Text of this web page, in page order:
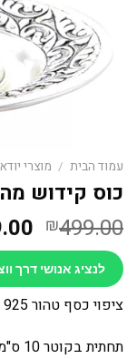
עמוד הבית / מוצרי
כוס קידוש
₪499.00
לנציג אנושי דרך
ציפוי כסף טהור 925
תחתית בקוטר 10 ס"מ